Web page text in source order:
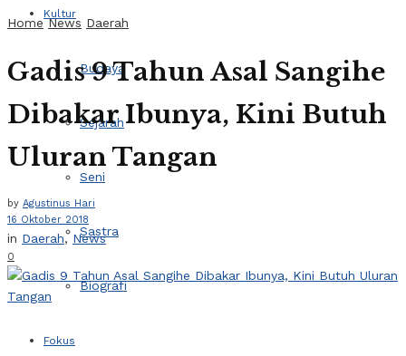
Kultur
Budaya
Sejarah
Seni
Sastra
Biografi
Fokus
Home News Daerah
Gadis 9 Tahun Asal Sangihe
Dibakar Ibunya, Kini Butuh
Uluran Tangan
by Agustinus Hari
16 Oktober 2018
in Daerah,News
0